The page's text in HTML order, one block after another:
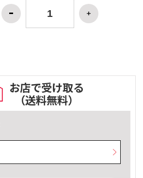
お店で受け取る
（送料無料）